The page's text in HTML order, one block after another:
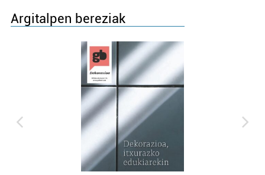
Argitalpen bereziak